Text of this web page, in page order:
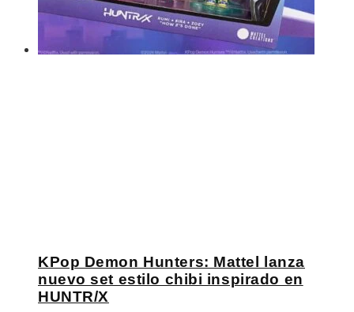
KPop Demon Hunters: Mattel lanza
nuevo set estilo chibi inspirado en
HUNTR/X